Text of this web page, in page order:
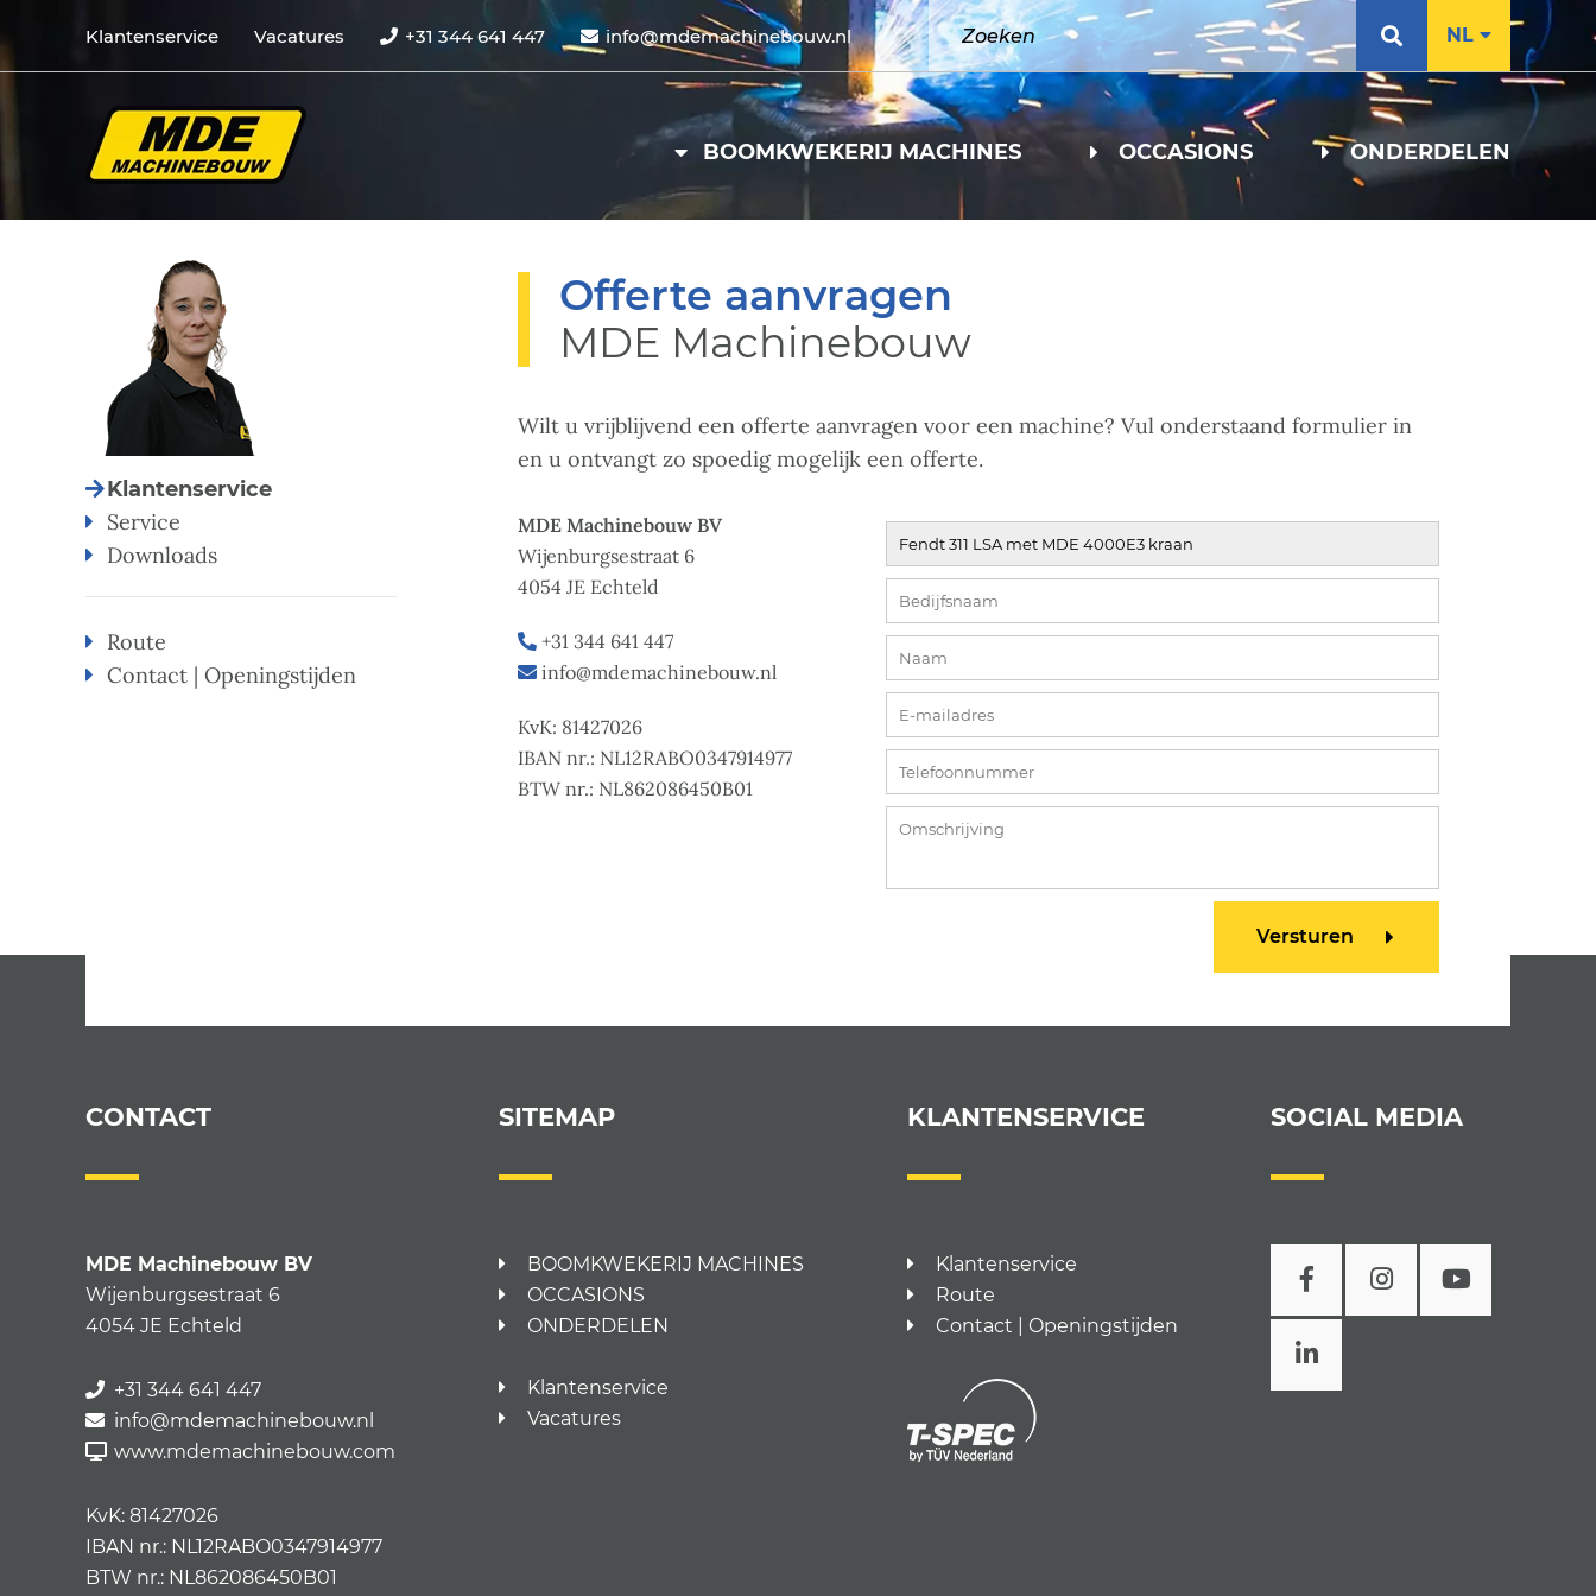
Klantenservice Vacatures +31 344 641 447 info@mdemachinebouw.nl NL
BOOMKWEKERIJ MACHINES OCCASIONS ONDERDELEN
Offerte aanvragen
MDE Machinebouw
Wilt u vrijblijvend een offerte aanvragen voor een machine? Vul onderstaand formulier in
en u ontvangt zo spoedig mogelijk een offerte.
MDE Machinebouw BV
Wijenburgsestraat 6
4054 JE Echteld
+31 344 641 447
info@mdemachinebouw.nl
KvK: 81427026
IBAN nr.: NL12RABO0347914977
BTW nr.: NL862086450B01
Klantenservice
Service
Downloads
Route
Contact | Openingstijden
CONTACT
MDE Machinebouw BV
Wijenburgsestraat 6
4054 JE Echteld
+31 344 641 447
info@mdemachinebouw.nl
www.mdemachinebouw.com
KvK: 81427026
IBAN nr.: NL12RABO0347914977
BTW nr.: NL862086450B01
SITEMAP
BOOMKWEKERIJ MACHINES
OCCASIONS
ONDERDELEN
Klantenservice
Vacatures
KLANTENSERVICE
Klantenservice
Route
Contact | Openingstijden
SOCIAL MEDIA